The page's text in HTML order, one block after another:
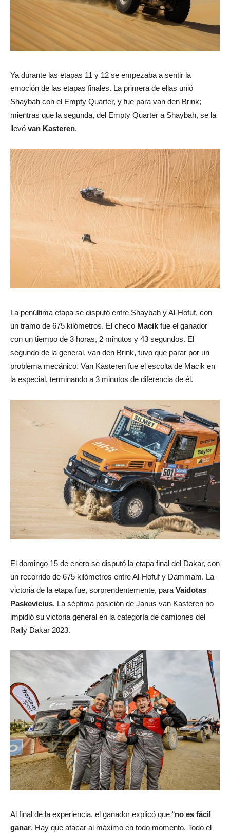
Ya durante las etapas 11 y 12 se empezaba a sentir la
emoción de las etapas finales. La primera de ellas unió
Shaybah con el Empty Quarter, y fue para van den Brink;
mientras que la segunda, del Empty Quarter a Shaybah, se la
llevó van Kasteren.
La penúltima etapa se disputó entre Shaybah y Al-Hofuf, con
un tramo de 675 kilómetros. El checo Macik fue el ganador
con un tiempo de 3 horas, 2 minutos y 43 segundos. El
segundo de la general, van den Brink, tuvo que parar por un
problema mecánico. Van Kasteren fue el escolta de Macik en
la especial, terminando a 3 minutos de diferencia de él.
El domingo 15 de enero se disputó la etapa final del Dakar, con
un recorrido de 675 kilómetros entre Al-Hofuf y Dammam. La
victoria de la etapa fue, sorprendentemente, para Vaidotas
Paskevicius. La séptima posición de Janus van Kasteren no
impidió su victoria general en la categoría de camiones del
Rally Dakar 2023.
Al final de la experiencia, el ganador explicó que “no es fácil
ganar. Hay que atacar al máximo en todo momento. Todo el